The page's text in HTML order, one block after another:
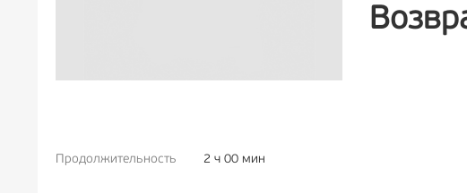
Продолжительность 2 ч 00 мин